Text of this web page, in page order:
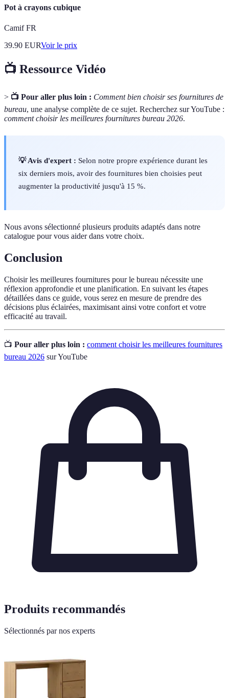
Pot à crayons cubique
Camif FR
39.90 EURVoir le prix
📺 Ressource Vidéo
> 📺 Pour aller plus loin : Comment bien choisir ses fournitures de
bureau, une analyse complète de ce sujet. Recherchez sur YouTube :
comment choisir les meilleures fournitures bureau 2026.
💡 Avis d'expert : Selon notre propre expérience durant les
six derniers mois, avoir des fournitures bien choisies peut
augmenter la productivité jusqu'à 15 %.
Nous avons sélectionné plusieurs produits adaptés dans notre
catalogue pour vous aider dans votre choix.
Conclusion
Choisir les meilleures fournitures pour le bureau nécessite une
réflexion approfondie et une planification. En suivant les étapes
détaillées dans ce guide, vous serez en mesure de prendre des
décisions plus éclairées, maximisant ainsi votre confort et votre
efficacité au travail.
📺 Pour aller plus loin : comment choisir les meilleures fournitures
bureau 2026 sur YouTube
Produits recommandés
Sélectionnés par nos experts